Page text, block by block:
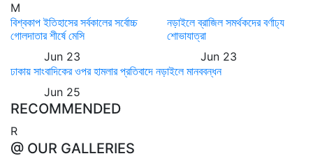
M
বিশ্বকাপ ইতিহাসের সর্বকালের সর্বোচ্চ
গোলদাতার শীর্ষে মেসি
Jun 23
নড়াইলে ব্রাজিল সমর্থকদের বর্ণাঢ্য
শোভাযাত্রা
Jun 23
ঢাকায় সাংবাদিকের ওপর হামলার প্রতিবাদে নড়াইলে মানববন্ধন
Jun 25
RECOMMENDED
R
@ OUR GALLERIES